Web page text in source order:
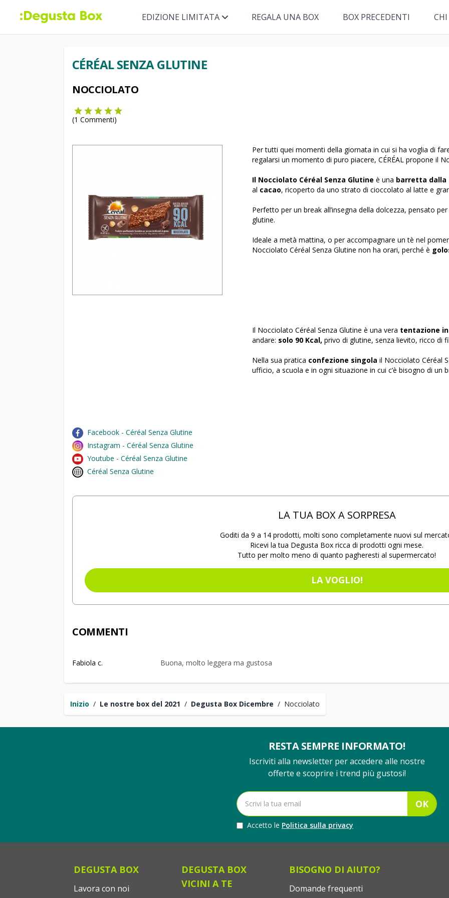
EDIZIONE LIMITATA REGALA UNA BOX BOX PRECEDENTI
Inizio / Le nostre box del 2021 / Degusta Box Dicembre / Nocciolato
CÉRÉAL SENZA GLUTINE
NOCCIOLATO
(1 Commenti)
Per tutti quei momenti della giornata in cui si ha voglia di
regalarsi un momento di puro piacere, CÉRÉAL propone il
Il Nocciolato Céréal Senza Glutine è una barretta
al cacao, ricoperto da uno strato di cioccolato al latte e
Perfetto per un break all’insegna della dolcezza, pensato
glutine.
Ideale a metà mattina, o per accompagnare un tè nel
Nocciolato Céréal Senza Glutine non ha orari, perché è
Il Nocciolato Céréal Senza Glutine è una vera tentazione
andare: solo 90 Kcal, privo di glutine, senza lievito, ricco di
Nella sua pratica confezione singola il Nocciolato Céréal
ufficio, a scuola e in ogni situazione in cui c’è bisogno di un
Facebook - Céréal Senza Glutine
Instagram - Céréal Senza Glutine
Youtube - Céréal Senza Glutine
Céréal Senza Glutine
LA TUA BOX A SORPRESA
Goditi da 9 a 14 prodotti, molti sono completamente nuovi sul
Ricevi la tua Degusta Box ricca di prodotti ogni mese.
Tutto per molto meno di quanto pagheresti al supermercato!
LA VOGLIO!
COMMENTI
Fabiola c. Buona, molto leggera ma gustosa
RESTA SEMPRE INFORMATO!
Iscriviti alla newsletter per accedere alle nostre
offerte e scoprire i trend più gustosi!
OK
Accetto le Politica sulla privacy
DEGUSTA BOX
Lavora con noi
DEGUSTA BOX
VICINI A TE
BISOGNO DI AIUTO?
Domande frequenti